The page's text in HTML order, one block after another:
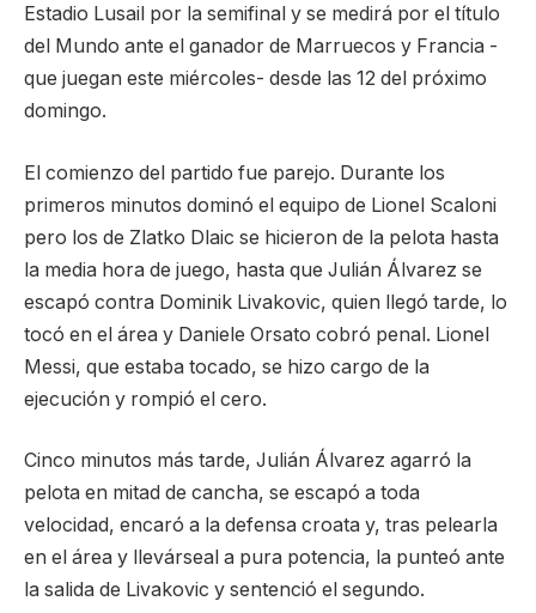
Estadio Lusail por la semifinal y se medirá por el título
del Mundo ante el ganador de Marruecos y Francia -
que juegan este miércoles- desde las 12 del próximo
domingo.
El comienzo del partido fue parejo. Durante los
primeros minutos dominó el equipo de Lionel Scaloni
pero los de Zlatko Dlaic se hicieron de la pelota hasta
la media hora de juego, hasta que Julián Álvarez se
escapó contra Dominik Livakovic, quien llegó tarde, lo
tocó en el área y Daniele Orsato cobró penal. Lionel
Messi, que estaba tocado, se hizo cargo de la
ejecución y rompió el cero.
Cinco minutos más tarde, Julián Álvarez agarró la
pelota en mitad de cancha, se escapó a toda
velocidad, encaró a la defensa croata y, tras pelearla
en el área y llevárseal a pura potencia, la punteó ante
la salida de Livakovic y sentenció el segundo.